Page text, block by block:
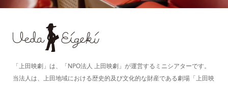
「上田映劇」は、「NPO法人 上田映劇」が運営するミニシアターです。
当法人は、上田地域における歴史的及び文化的な財産である劇場「上田映